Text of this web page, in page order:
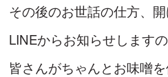
その後のお世話の仕方、
LINEからお知らせします
皆さんがちゃんとお味噌